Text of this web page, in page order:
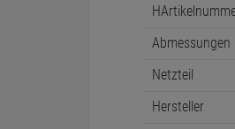
Abmessungen
Netzteil
Hersteller